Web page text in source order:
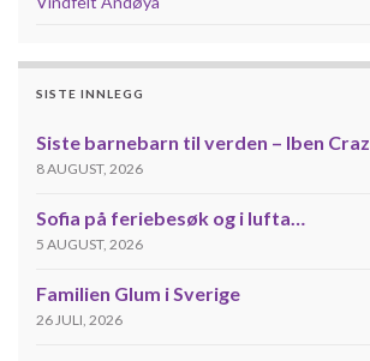
SISTE INNLEGG
Siste barnebarn til verden – Iben Craz
8 AUGUST, 2026
Sofia på feriebesøk og i lufta…
5 AUGUST, 2026
Familien Glum i Sverige
26 JULI, 2026